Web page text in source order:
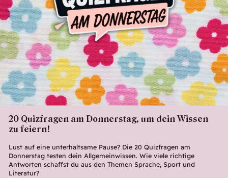
20 Quizfragen am Donnerstag, um dein Wissen
zu feiern!
Lust auf eine unterhaltsame Pause? Die 20 Quizfragen am
Donnerstag testen dein Allgemeinwissen. Wie viele richtige
Antworten schaffst du aus den Themen Sprache, Sport und
Literatur?